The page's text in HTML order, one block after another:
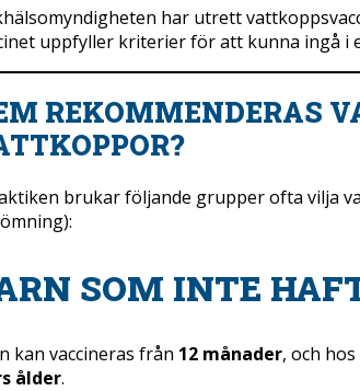
har utrett
uppfyller kriterier för att kunna ingå i
REKOMMENDERAS
brukar följande grupper ofta vilja
SOM INTE
kan vaccineras från 12 månader, och
ålder.